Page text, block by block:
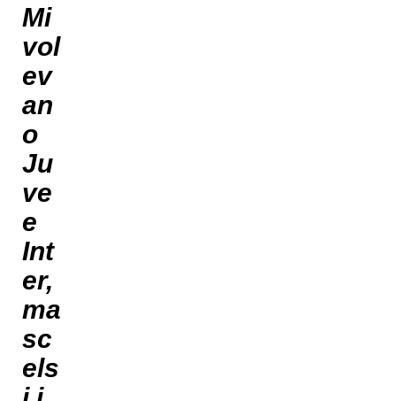
Mi
vol
ev
an
o
Ju
ve
e
Int
er,
ma
sc
els